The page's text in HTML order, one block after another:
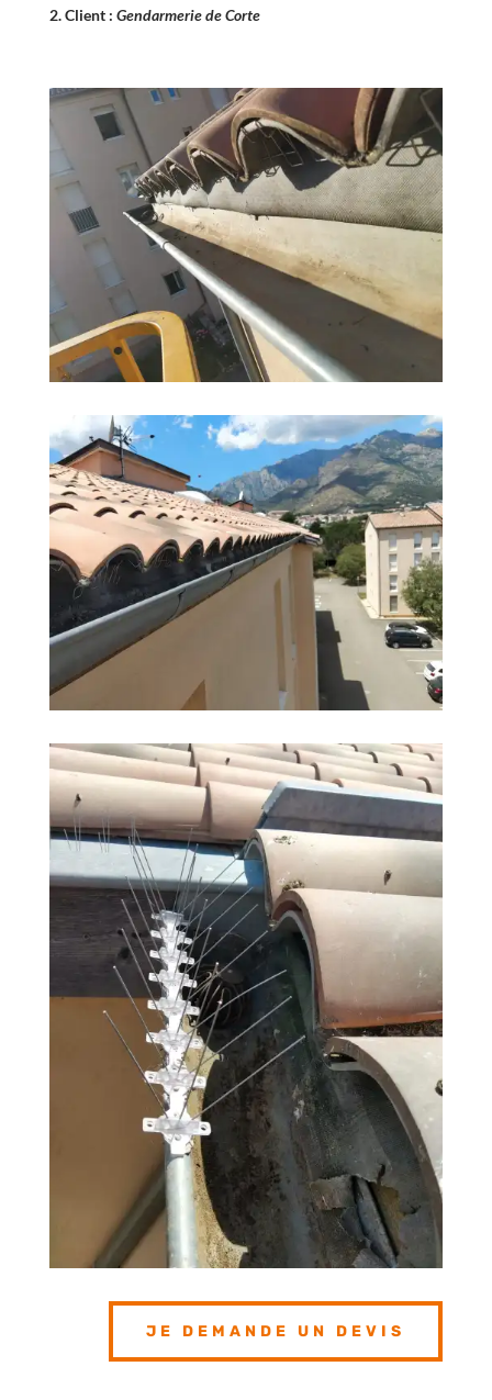
Client : Gendarmerie de Corte
JE DEMANDE UN DEVIS